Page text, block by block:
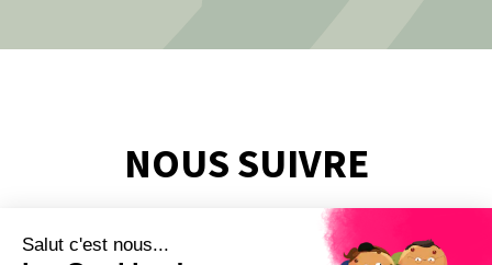
NOUS SUIVRE
Salut c'est nous...